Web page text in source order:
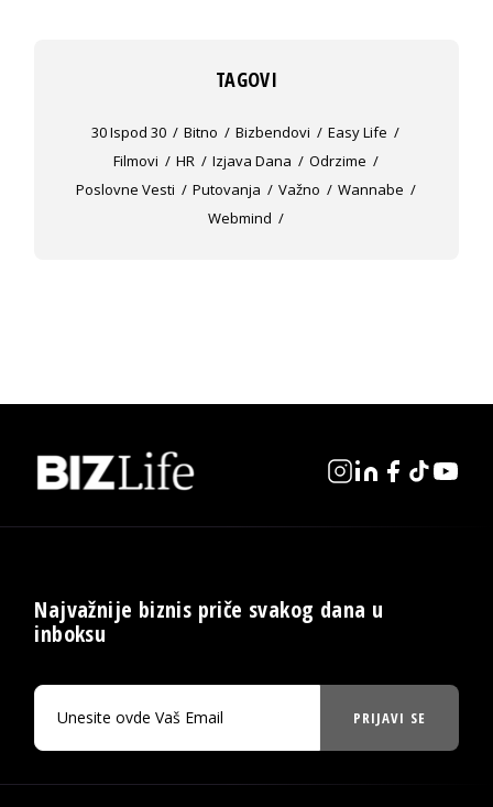
TAGOVI
30 Ispod 30 Bitno Bizbendovi
Easy Life
Filmovi
HR Izjava Dana
Odrzime
Poslovne Vesti
Putovanja Važno
Wannabe
Webmind
Najvažnije biznis priče svakog dana u
inboksu
PRIJAVI SE